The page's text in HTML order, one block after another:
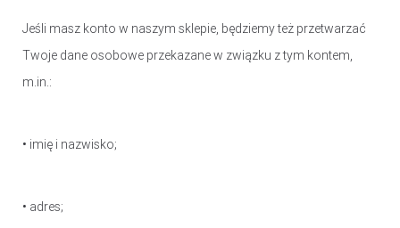
Jeśli masz konto w naszym sklepie, będziemy też przetwarzać
Twoje dane osobowe przekazane w związku z tym kontem,
m.in.:
• imię i nazwisko;
• adres;